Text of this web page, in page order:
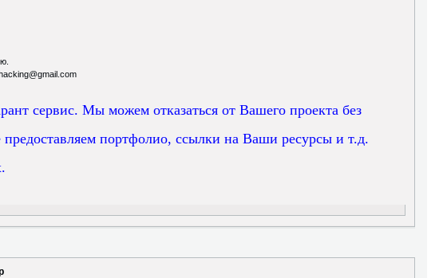
сервис. Мы можем отказаться от Вашего проекта без
портфолио, ссылки на Ваши ресурсы и т.д.